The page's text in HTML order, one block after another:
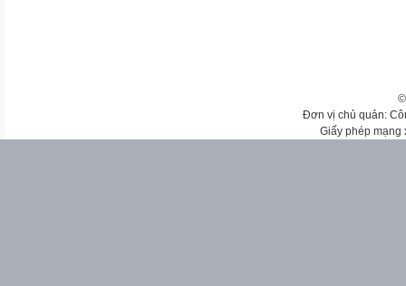
Đơn vị chủ quản:
Giấy phép mạng